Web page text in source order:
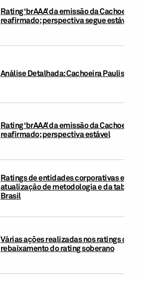
Rating ‘brAAA’ da emissão da
reafirmado; perspectiva segue estável
Análise Detalhada: Cachoeira Paulista
Rating ‘brAAA’ da emissão da
reafirmado; perspectiva estável
Ratings de entidades corporativas e de
atualização de metodologia e da tabela
Brasil
Várias ações realizadas nos ratings das
rebaixamento do rating soberano